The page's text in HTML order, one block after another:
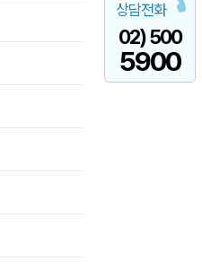
상담전화
02) 500
5900